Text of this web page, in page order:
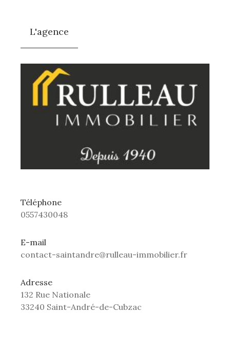
L'agence
Téléphone
0557430048
E-mail
contact-saintandre@rulleau-immobilier.fr
Adresse
132 Rue Nationale
33240 Saint-André-de-Cubzac